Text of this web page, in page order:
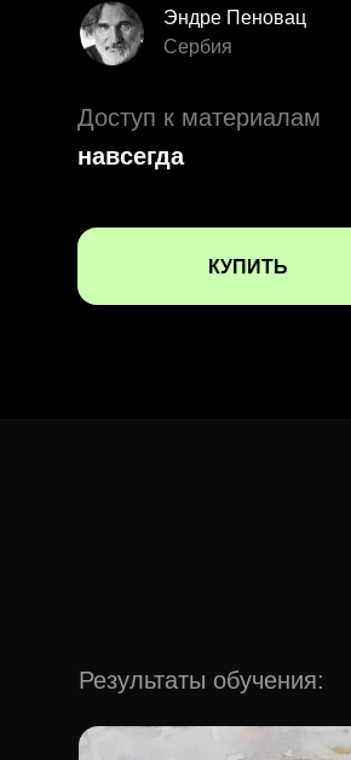
Сербия
Эндре Пеновац
навсегда
Доступ к материалам
КУПИТЬ
Результаты обучения: